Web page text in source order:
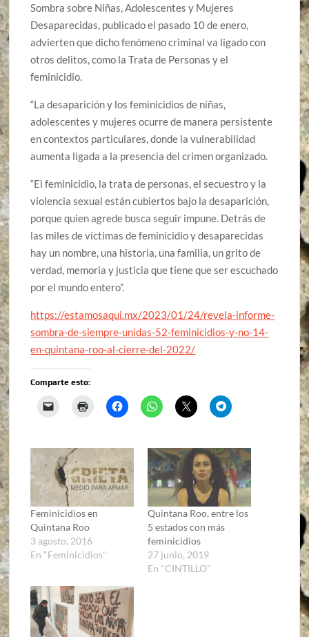
Sombra sobre Niñas, Adolescentes y Mujeres
Desaparecidas, publicado el pasado 10 de enero,
advierten que dicho fenómeno criminal va ligado con
otros delitos, como la Trata de Personas y el
feminicidio.
“La desaparición y los feminicidios de niñas,
adolescentes y mujeres ocurre de manera persistente
en contextos particulares, donde la vulnerabilidad
aumenta ligada a la presencia del crimen organizado.
“El feminicidio, la trata de personas, el secuestro y la
violencia sexual están cubiertos bajo la desaparición,
porque quien agrede busca seguir impune. Detrás de
las miles de víctimas de feminicidio y desaparecidas
hay un nombre, una historia, una familia, un grito de
verdad, memoria y justicia que tiene que ser escuchado
por el mundo entero”.
https://estamosaqui.mx/2023/01/24/revela-informe-
sombra-de-siempre-unidas-52-feminicidios-y-no-14-
en-quintana-roo-al-cierre-del-2022/
Comparte esto:
Feminicidios en
Quintana Roo
3 agosto, 2016
En "Feminicidios"
Quintana Roo, entre los
5 estados con más
feminicidios
27 junio, 2019
En "CINTILLO"